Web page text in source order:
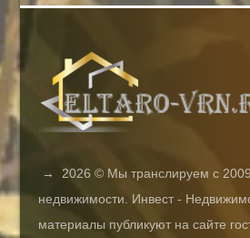
→ 2026 © Мы транслируем с
недвижимости. Инвест -
материалы публикуют на сайте